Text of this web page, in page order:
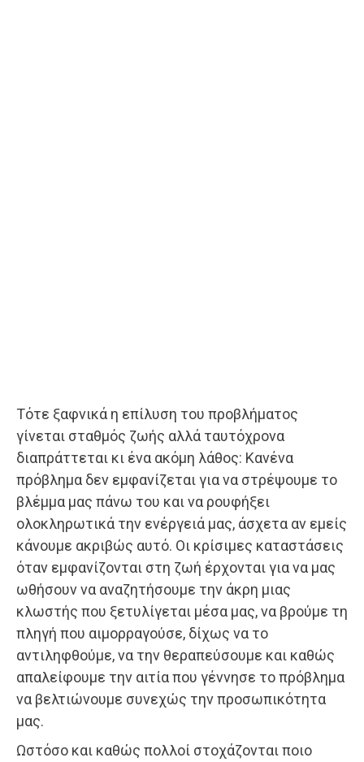
Τότε ξαφνικά η επίλυση του προβλήματος
γίνεται σταθμός ζωής αλλά ταυτόχρονα
διαπράττεται κι ένα ακόμη λάθος: Κανένα
πρόβλημα δεν εμφανίζεται για να στρέψουμε το
βλέμμα μας πάνω του και να ρουφήξει
ολοκληρωτικά την ενέργειά μας, άσχετα αν εμείς
κάνουμε ακριβώς αυτό. Οι κρίσιμες καταστάσεις
όταν εμφανίζονται στη ζωή έρχονται για να μας
ωθήσουν να αναζητήσουμε την άκρη μιας
κλωστής που ξετυλίγεται μέσα μας, να βρούμε τη
πληγή που αιμορραγούσε, δίχως να το
αντιληφθούμε, να την θεραπεύσουμε και καθώς
απαλείφουμε την αιτία που γέννησε το πρόβλημα
να βελτιώνουμε συνεχώς την προσωπικότητα
μας.
Ωστόσο και καθώς πολλοί στοχάζονται ποιο